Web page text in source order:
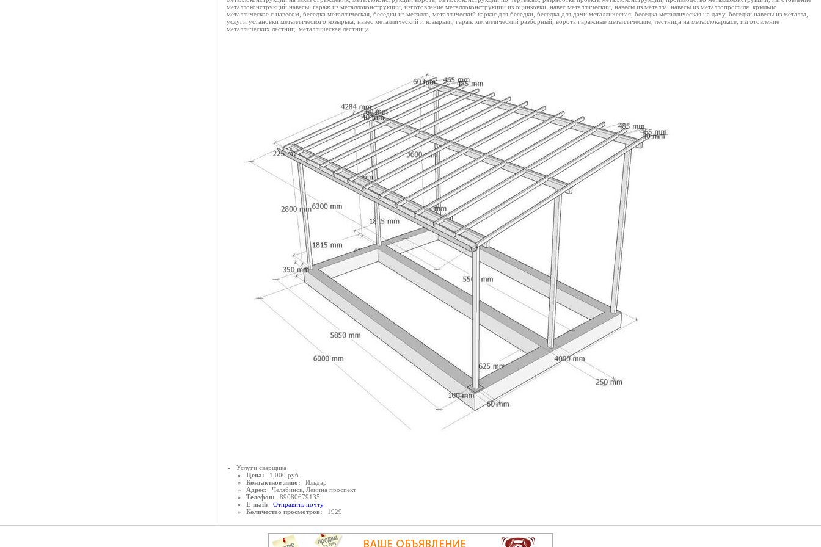
металлоконструкций навесы, гараж из металлоконструкций, изготовление металлоконструкции из оцинковки, навес металлический, навесы из металла, навесы из металлопрофиля, крыльцо
металлическое с навесом, беседка металлическая, беседки из металла, металлический каркас для беседки, беседка для дачи металлическая, беседка металлическая на дачу, беседки навесы из металла,
услуги установки металлического козырька, навес металлический и козырьки, гараж металлический разборный, ворота гаражные металлические, лестница на металлокаркасе, изготовление
металлических лестниц, металлическая лестница,
Услуги сварщика
Цена:
1,000 руб.
Контактное лицо:
Ильдар
Адрес:
Челябинск, Ленина проспект
Телефон:
89080679135
E-mail:
Отправить почту
Количество просмотров:
1929